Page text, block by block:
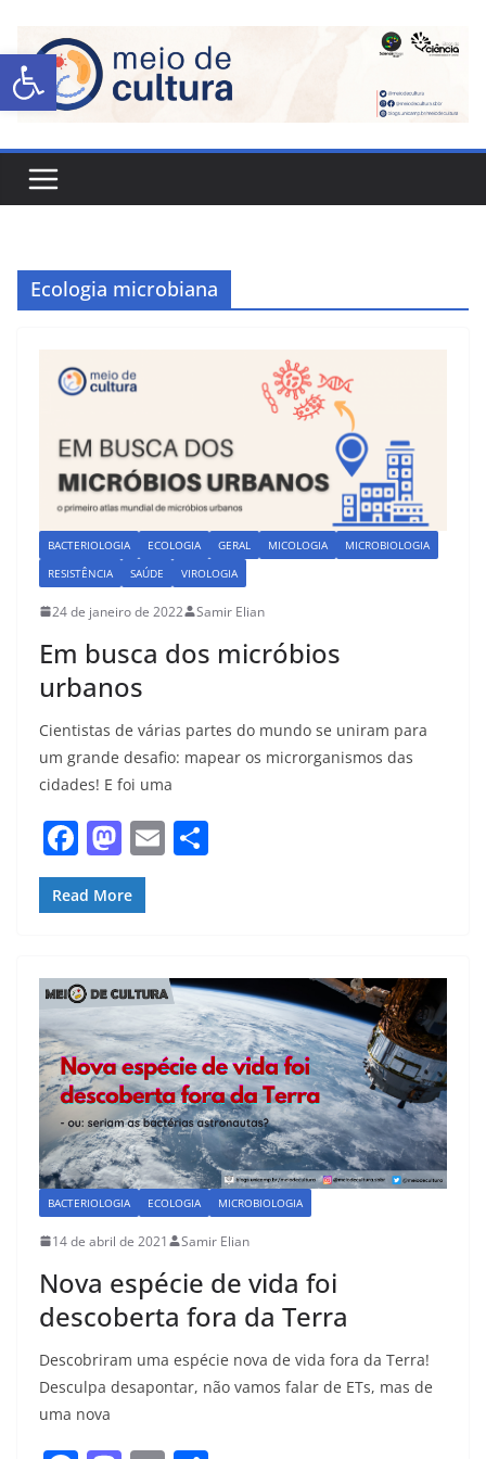
Abrir a barra de ferramentas
Ecologia microbiana
BACTERIOLOGIA ECOLOGIA GERAL MICOLOGIA
MICROBIOLOGIA
RESISTÊNCIA
SAÚDE VIROLOGIA
24 de janeiro de 2022 Samir Elian
Em busca dos micróbios
urbanos
Cientistas de várias partes do mundo se uniram para
um grande desafio: mapear os microrganismos das
cidades! E foi uma
F
a
c
b
o
o
k
M
a
st
d
o
n
E
Read More
BACTERIOLOGIA ECOLOGIA MICROBIOLOGIA
14 de abril de 2021 Samir Elian
Nova espécie de vida foi
descoberta fora da Terra
Descobriram uma espécie nova de vida fora da Terra!
Desculpa desapontar, não vamos falar de ETs, mas de
uma nova